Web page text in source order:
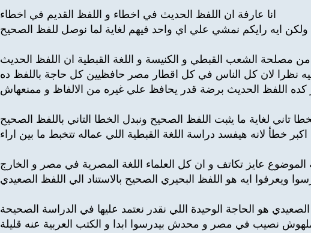
انا عارفة ان اللفظ الحديث في اخطاء و اللفظ القديم في اخطاء
ولكن ايه رايكم نمشي علي اي واحد فيهم لغاية لما نوصل للفظ الصحيح
من مصلحة الشعب القبطي و الكنيسة و اللغة القبطية ان اللفظ الحديث
نظرا لان كل الناس في كل اقطار مصر حافظيين كل حاجة باللفظ ده
كده اللفظ الحديث برضة قدر يحافظ علي غيره من الالفاظ و ممنعهاش
تاني لغاية ما يثبت اللفظ الصحيح ونبدل الخطا التاني باللفظ الصحيح
الموضوع عايز تكاتف و ان كل العلماء اللغة المصرية في مصر و الخارج
ويعرفوا ايه هو اللفظ البحيري الصحيح بالاستناد الي اللفظ الصعيدي
الصعيدي هو الحاجة الوحيدة اللي نقدر نعتمد عليها في الدراسة الصحيحة
نصيب في مصر و محدش بيدرسوا ابدا و الكتب العربية عنه قليلة